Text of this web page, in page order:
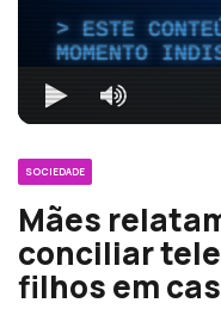
ESTE
MOMENTO
SOCIEDADE
Mães
conciliar
filhos em